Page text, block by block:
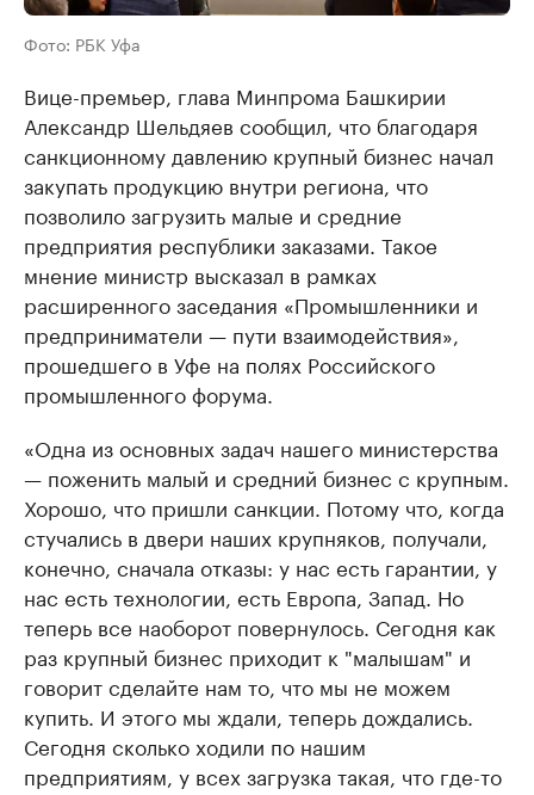
Фото: РБК Уфа
Вице-премьер, глава Минпрома Башкирии
Александр Шельдяев сообщил, что благодаря
санкционному давлению крупный бизнес начал
закупать продукцию внутри региона, что
позволило загрузить малые и средние
предприятия республики заказами. Такое
мнение министр высказал в рамках
расширенного заседания «Промышленники и
предприниматели — пути взаимодействия»,
прошедшего в Уфе на полях Российского
промышленного форума.
«Одна из основных задач нашего министерства
— поженить малый и средний бизнес с крупным.
Хорошо, что пришли санкции. Потому что, когда
стучались в двери наших крупняков, получали,
конечно, сначала отказы: у нас есть гарантии, у
нас есть технологии, есть Европа, Запад. Но
теперь все наоборот повернулось. Сегодня как
раз крупный бизнес приходит к "малышам" и
говорит сделайте нам то, что мы не можем
купить. И этого мы ждали, теперь дождались.
Сегодня сколько ходили по нашим
предприятиям, у всех загрузка такая, что где-то